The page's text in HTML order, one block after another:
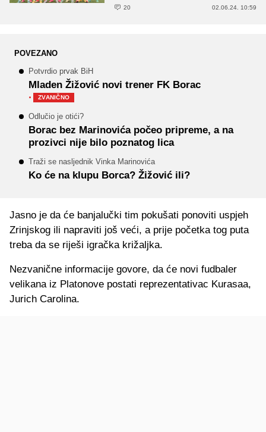
20 02.06.24. 10:59
POVEZANO
Potvrdio prvak BiH
Mladen Žižović novi trener FK Borac
· ZVANIČNO
Odlučio je otići?
Borac bez Marinovića počeo pripreme, a na
prozivci nije bilo poznatog lica
Traži se nasljednik Vinka Marinovića
Ko će na klupu Borca? Žižović ili?
Jasno je da će banjalučki tim pokušati ponoviti uspjeh
Zrinjskog ili napraviti još veći, a prije početka tog puta
treba da se riješi igračka križaljka.
Nezvanične informacije govore, da će novi fudbaler
velikana iz Platonove postati reprezentativac Kurasaa,
Jurich Carolina.